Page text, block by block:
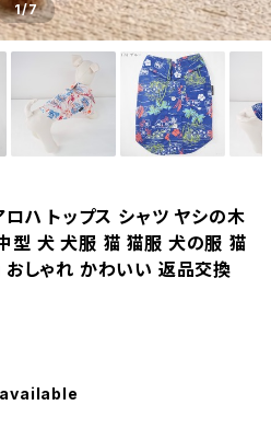
1/7
ハ トップス シャツ ヤシの木
型 犬 犬服 猫 猫服 犬の服 猫
しゃれ かわいい 返品交換